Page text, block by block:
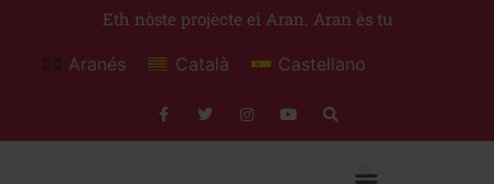
Eth nòste projècte ei Aran. Aran ès tu
Aranés Català Castellano